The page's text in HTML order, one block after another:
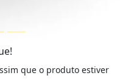
que o produto estiver